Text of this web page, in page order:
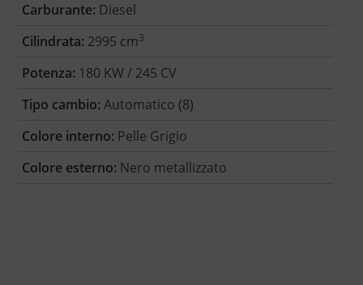
Carburante: Diesel
Cilindrata: 2995 cm3
Potenza: 180 KW / 245 CV
Tipo cambio: Automatico (8)
Colore interno: Pelle Grigio
Colore esterno: Nero metallizzato